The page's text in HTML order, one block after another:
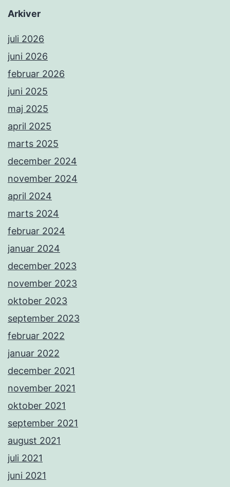
Arkiver
juli 2026
juni 2026
februar 2026
juni 2025
maj 2025
april 2025
marts 2025
december 2024
november 2024
april 2024
marts 2024
februar 2024
januar 2024
december 2023
november 2023
oktober 2023
september 2023
februar 2022
januar 2022
december 2021
november 2021
oktober 2021
september 2021
august 2021
juli 2021
juni 2021